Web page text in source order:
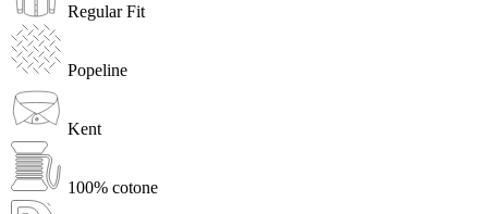
Regular Fit
Popeline
Kent
100% cotone